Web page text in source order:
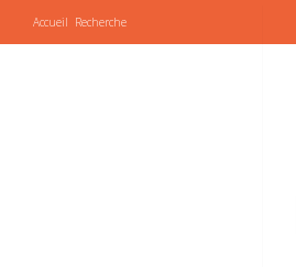
Accueil Recherche